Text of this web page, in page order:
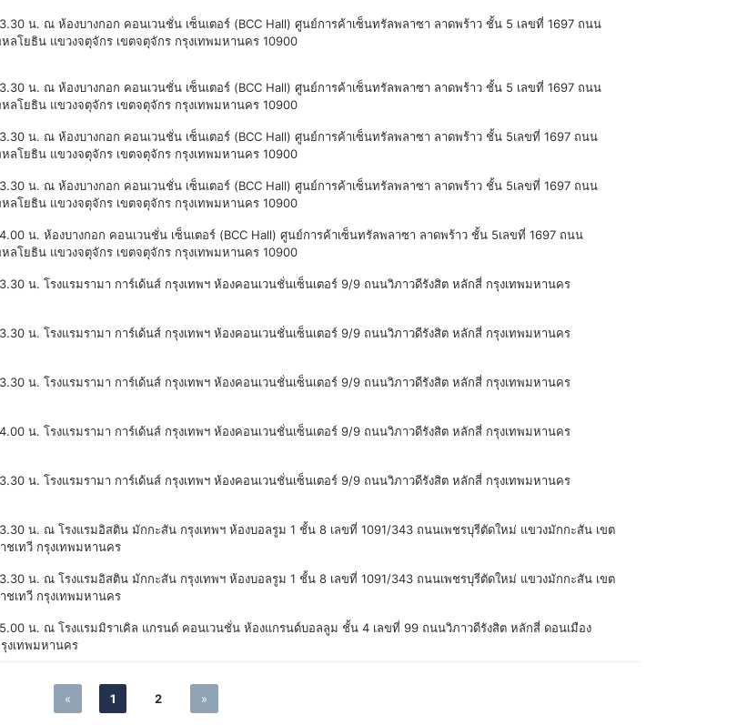
น. ณ ห้องบางกอก คอนเวนชั่น เซ็นเตอร์ (BCC Hall) ศูนย์การค้าเซ็นทรัลพลาซา ลาดพร้าว ชั้น 5 เลขที่ 1697 ถนน
ลโยธิน แขวงจตุจักร เขตจตุจักร กรุงเทพมหานคร 10900
น. ณ ห้องบางกอก คอนเวนชั่น เซ็นเตอร์ (BCC Hall) ศูนย์การค้าเซ็นทรัลพลาซา ลาดพร้าว ชั้น 5 เลขที่ 1697 ถนน
ลโยธิน แขวงจตุจักร เขตจตุจักร กรุงเทพมหานคร 10900
น. ณ ห้องบางกอก คอนเวนชั่น เซ็นเตอร์ (BCC Hall) ศูนย์การค้าเซ็นทรัลพลาซา ลาดพร้าว ชั้น 5เลขที่ 1697 ถนน
ลโยธิน แขวงจตุจักร เขตจตุจักร กรุงเทพมหานคร 10900
น. ณ ห้องบางกอก คอนเวนชั่น เซ็นเตอร์ (BCC Hall) ศูนย์การค้าเซ็นทรัลพลาซา ลาดพร้าว ชั้น 5เลขที่ 1697 ถนน
ลโยธิน แขวงจตุจักร เขตจตุจักร กรุงเทพมหานคร 10900
น. ห้องบางกอก คอนเวนชั่น เซ็นเตอร์ (BCC Hall) ศูนย์การค้าเซ็นทรัลพลาซา ลาดพร้าว ชั้น 5เลขที่ 1697 ถนน
ลโยธิน แขวงจตุจักร เขตจตุจักร กรุงเทพมหานคร 10900
น. โรงแรมรามา การ์เด้นส์ กรุงเทพฯ ห้องคอนเวนชั่นเซ็นเตอร์ 9/9 ถนนวิภาวดีรังสิต หลักสี่ กรุงเทพมหานคร
น. โรงแรมรามา การ์เด้นส์ กรุงเทพฯ ห้องคอนเวนชั่นเซ็นเตอร์ 9/9 ถนนวิภาวดีรังสิต หลักสี่ กรุงเทพมหานคร
น. โรงแรมรามา การ์เด้นส์ กรุงเทพฯ ห้องคอนเวนชั่นเซ็นเตอร์ 9/9 ถนนวิภาวดีรังสิต หลักสี่ กรุงเทพมหานคร
น. โรงแรมรามา การ์เด้นส์ กรุงเทพฯ ห้องคอนเวนชั่นเซ็นเตอร์ 9/9 ถนนวิภาวดีรังสิต หลักสี่ กรุงเทพมหานคร
น. โรงแรมรามา การ์เด้นส์ กรุงเทพฯ ห้องคอนเวนชั่นเซ็นเตอร์ 9/9 ถนนวิภาวดีรังสิต หลักสี่ กรุงเทพมหานคร
น. ณ โรงแรมอิสติน มักกะสัน กรุงเทพฯ ห้องบอลรูม 1 ชั้น 8 เลขที่ 1091/343 ถนนเพชรบุรีตัดใหม่ แขวงมักกะสัน เขต
ชเทวี กรุงเทพมหานคร
น. ณ โรงแรมอิสติน มักกะสัน กรุงเทพฯ ห้องบอลรูม 1 ชั้น 8 เลขที่ 1091/343 ถนนเพชรบุรีตัดใหม่ แขวงมักกะสัน เขต
ชเทวี กรุงเทพมหานคร
น. ณ โรงแรมมิราเคิล แกรนด์ คอนเวนชั่น ห้องแกรนด์บอลลูม ชั้น 4 เลขที่ 99 ถนนวิภาวดีรังสิต หลักสี่ ดอนเมือง
งเทพมหานคร
« 1 2 »